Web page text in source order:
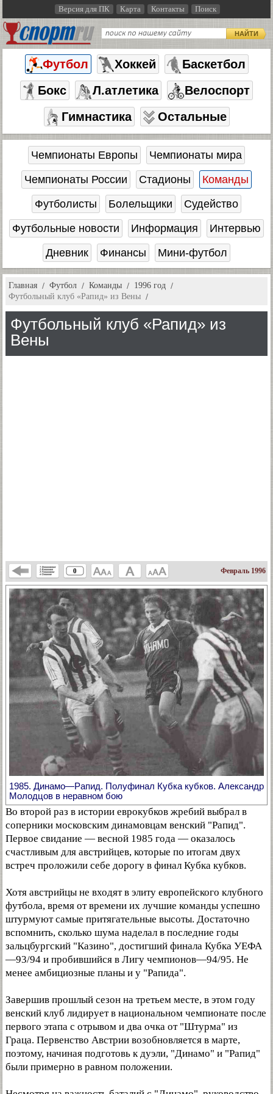
Версия для ПК Карта Контакты Поиск
НАЙТИ
Футбол Хоккей
Баскетбол
Бокс
Л.атлетика
Велоспорт
Гимнастика
Остальные
Чемпионаты Европы
Чемпионаты мира
Чемпионаты России
Стадионы
Команды
Футболисты
Болельщики
Судейство
Футбольные новости
Информация
Интервью
Дневник
Финансы Мини-футбол
Главная Футбол Команды
1996 год
Футбольный клуб «Рапид» из Вены
Футбольный клуб «Рапид» из
Вены
0 Февраль 1996
1985. Динамо—Рапид. Полуфинал Кубка кубков. Александр
Молодцов в неравном бою
Во второй раз в истории еврокубков жребий выбрал в
соперники московским динамовцам венский "Рапид".
Первое свидание — весной 1985 года — оказалось
счастливым для австрийцев, которые по итогам двух
встреч проложили себе дорогу в финал Кубка кубков.
Хотя австрийцы не входят в элиту европейского клубного
футбола, время от времени их лучшие команды успешно
штурмуют самые притягательные высоты. Достаточно
вспомнить, сколько шума наделал в последние годы
зальцбургский "Казино", достигший финала Кубка УЕФА
—93/94 и пробившийся в Лигу чемпионов—94/95. Не
менее амбициозные планы и у "Рапида".
Завершив прошлый сезон на третьем месте, в этом году
венский клуб лидирует в национальном чемпионате после
первого этапа с отрывом и два очка от "Штурма" из
Граца. Первенство Австрии возобновляется в марте,
поэтому, начиная подготовь к дуэли, "Динамо" и "Рапид"
были примерно в равном положении.